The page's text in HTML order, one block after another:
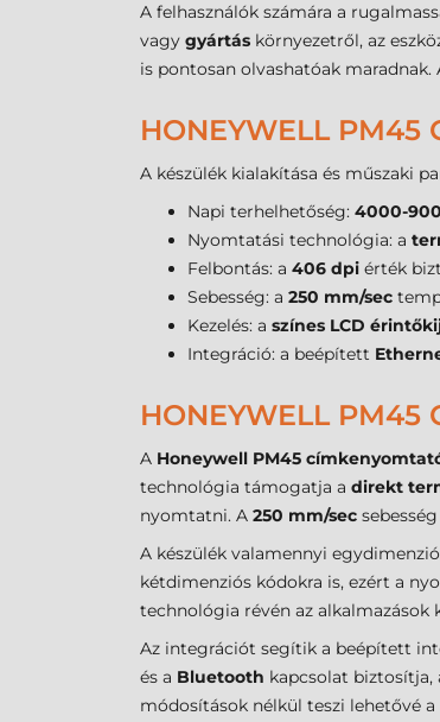
A felhasználók számára a
vagy gyártás környezetről, az
is pontosan olvashatóak
HONEYWELL PM45
A készülék kialakítása és műszaki
Napi terhelhetőség: 4000-
Nyomtatási technológia: a
Felbontás: a 406 dpi érték
Sebesség: a 250 mm/sec
Kezelés: a színes LCD
Integráció: a beépített
HONEYWELL PM45
A Honeywell PM45
technológia támogatja a direkt
nyomtatni. A 250 mm/sec
A készülék valamennyi
kétdimenziós kódokra is, ezért a
technológia révén az
Az integrációt segítik a beépített
és a Bluetooth kapcsolat biztosítja,
módosítások nélkül teszi lehetővé